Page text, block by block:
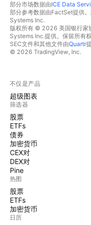
部分市场数据由ICE Data
部分参考数据由FactSet提供
Systems Inc.
版权所有 © 2026 美国银行家
Systems Inc.提供。保留所有权
SEC文件和其他文件由Quartr
© 2026 TradingView, Inc.
不仅是产品
超级图表
筛选器
股票
ETFs
债券
加密货币
CEX对
DEX对
Pine
热图
股票
ETFs
加密货币
日历